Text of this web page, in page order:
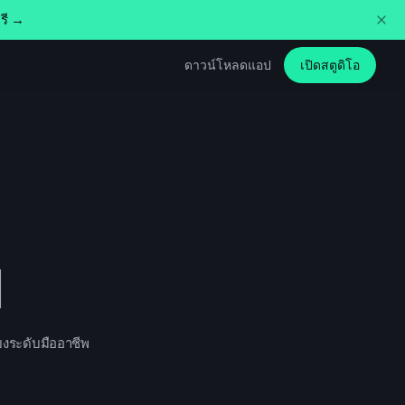
→
ดาวน์โหลดแอป เปิดสตูดิโอ
งระดับมืออาชีพ